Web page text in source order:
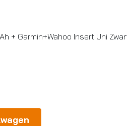
+ Garmin+Wahoo Insert Uni